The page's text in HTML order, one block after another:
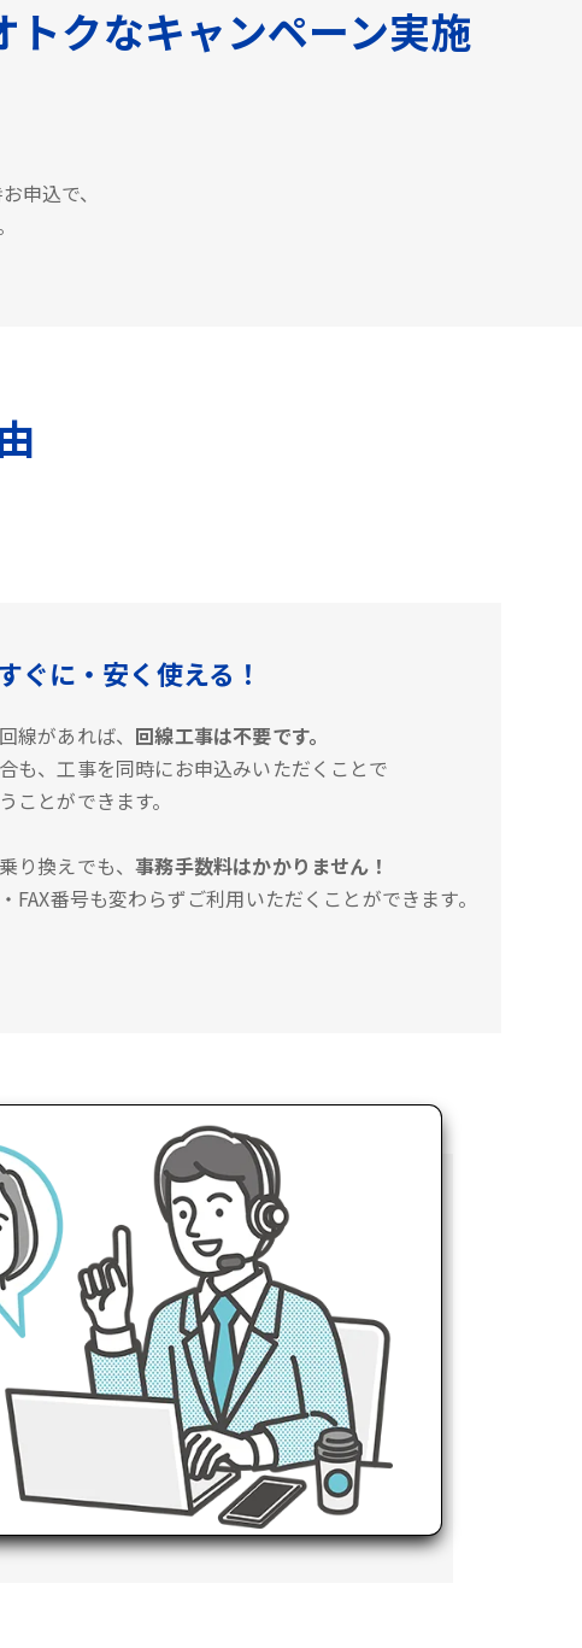
クなキャンペーン実施
申込で、
ぐに・安く使える！
線があれば、 回線工事は不要です。
も、工事を同時にお申込みいただくことで
ことができます。
り換えでも、事務手数料はかかりません！
FAX番号も変わらずご利用いただくことができます。